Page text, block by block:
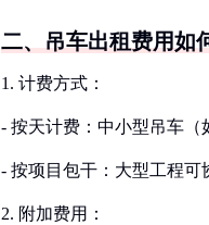
二、吊车出租费用如
1. 计费方式：
- 按天计费：中小型吊车（
- 按项目包干：大型工程可
2. 附加费用：